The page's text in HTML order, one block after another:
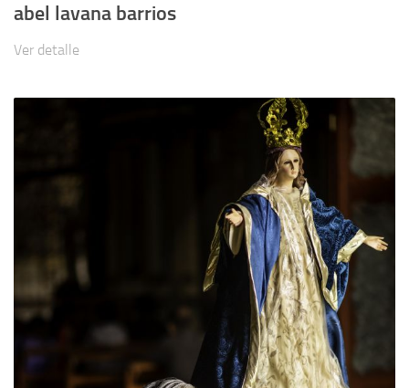
abel lavana barrios
Ver detalle